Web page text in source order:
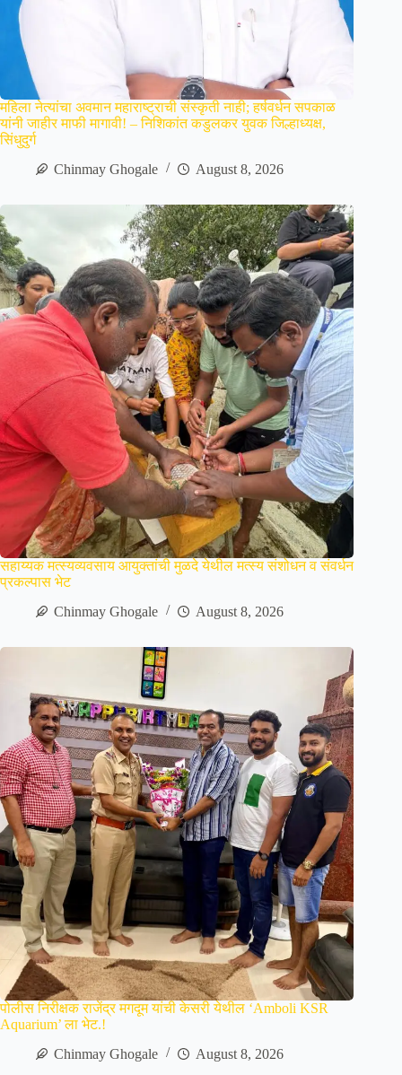
महिला नेत्यांचा अवमान महाराष्ट्राची संस्कृती नाही; हर्षवर्धन सपकाळ
यांनी जाहीर माफी मागावी! – निशिकांत कडुलकर युवक जिल्हाध्यक्ष,
सिंधुदुर्ग
Chinmay Ghogale
August 8, 2026
सहाय्यक मत्स्यव्यवसाय आयुक्तांची मुळदे येथील मत्स्य संशोधन व संवर्धन
प्रकल्पास भेट
Chinmay Ghogale
August 8, 2026
पोलीस निरीक्षक राजेंद्र मगदूम यांची केसरी येथील ‘Amboli KSR
Aquarium’ ला भेट.!
Chinmay Ghogale
August 8, 2026